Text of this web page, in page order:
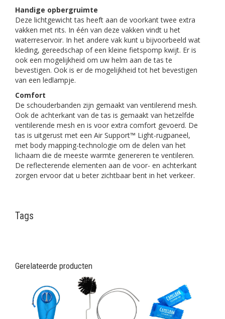
Handige opbergruimte
Deze lichtgewicht tas heeft aan de voorkant twee extra
vakken met rits. In één van deze vakken vindt u het
waterreservoir. In het andere vak kunt u bijvoorbeeld wat
kleding, gereedschap of een kleine fietspomp kwijt. Er is
ook een mogelijkheid om uw helm aan de tas te
bevestigen. Ook is er de mogelijkheid tot het bevestigen
van een ledlampje.
Comfort
De schouderbanden zijn gemaakt van ventilerend mesh.
Ook de achterkant van de tas is gemaakt van hetzelfde
ventilerende mesh en is voor extra comfort gevoerd. De
tas is uitgerust met een Air Support™ Light-rugpaneel,
met body mapping-technologie om de delen van het
lichaam die de meeste warmte genereren te ventileren.
De reflecterende elementen aan de voor- en achterkant
zorgen ervoor dat u beter zichtbaar bent in het verkeer.
Tags
Gerelateerde producten